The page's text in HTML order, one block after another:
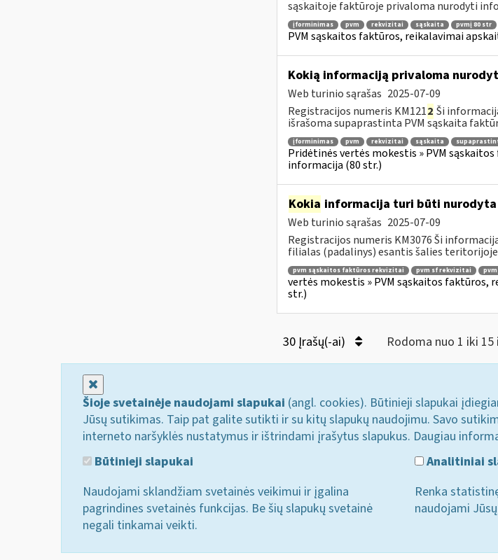
sąskaitoje faktūroje privaloma nurodyti
įforminimas pvm rekvizitai sąskaita pvmį 80 str
PVM sąskaitos faktūros, reikalavimai
Kokią informaciją privaloma
Web turinio sąrašas 2025-07-09
Registracijos numeris KM1212 Ši
išrašoma supaprastinta PVM sąskaita
įforminimas pvm rekvizitai sąskaita
Pridėtinės vertės mokestis » PVM
informacija (80 str.)
Kokia informacija turi būti nurodyta
Web turinio sąrašas 2025-07-09
Registracijos numeris KM3076 Ši
filialas (padalinys) esantis šalies teritorijoje
pvm sąskaitos faktūros rekvizitai pvm sf rekvizitai
vertės mokestis » PVM sąskaitos faktūros,
str.)
30 Įrašų(-ai) Rodoma nuo 1 iki 15
Šioje svetainėje naudojami slapukai (angl. cookies). Būtinieji slapukai
Jūsų sutikimas. Taip pat galite sutikti ir su kitų slapukų naudojimu. Savo
interneto naršyklės nustatymus ir ištrindami įrašytus slapukus. Daugiau
Būtinieji slapukai
Naudojami sklandžiam svetainės veikimui ir įgalina
pagrindines svetainės funkcijas. Be šių slapukų svetainė
negali tinkamai veikti.
Analitiniai
Renka
naudojami